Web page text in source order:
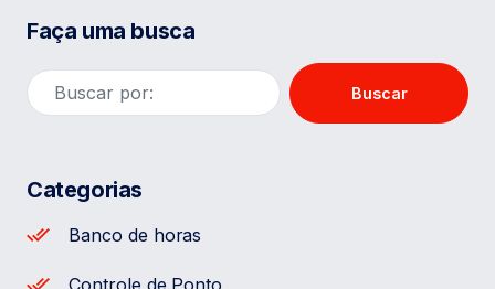
Faça uma busca
Buscar
Categorias
Banco de horas
Controle de Ponto